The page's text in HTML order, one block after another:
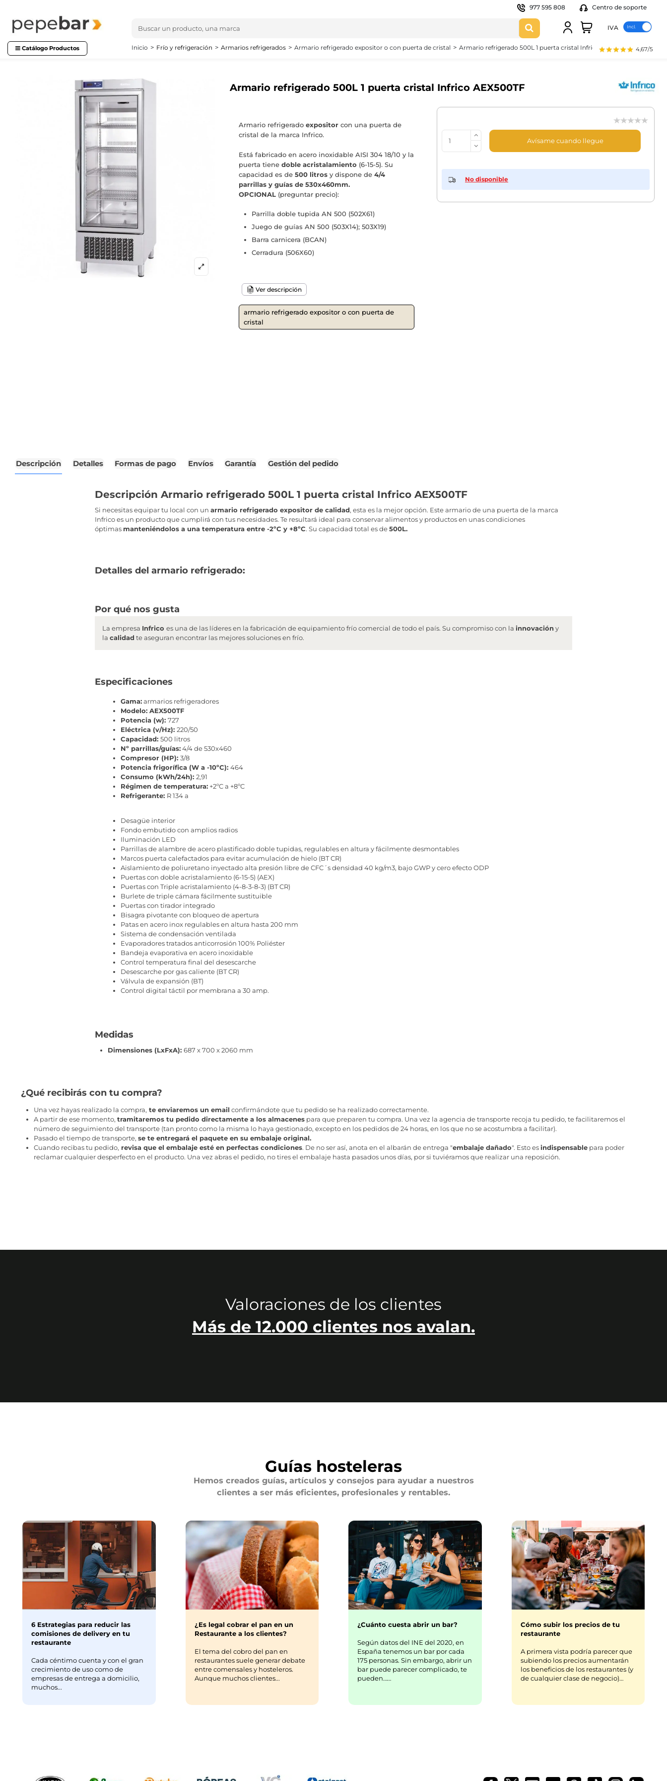
977 595 808 Centro de soporte
IVA
Catálogo Productos 4,67/5
Inicio Frío y refrigeración Armarios refrigerados Armario refrigerado expositor o con puerta de cristal Armario refrigerado 500L 1 puerta cristal Infrico AEX500TF
Armario refrigerado 500L 1 puerta cristal Infrico AEX500TF
Armario refrigerado expositorcon una puerta de
cristal de la marca Infrico.
Está fabricado en acero inoxidable AISI 304 18/10 y la
puerta tiene doble acristalamiento (6-15-5). Su
capacidad es de 500 litrosy dispone de 4/4
parrillas y guías de 530x460mm.
OPCIONAL(preguntar precio):
Parrilla doble tupida AN 500 (502X61)
Juego de guías AN 500 (503X14); 503X19)
Barra carnicera (BCAN)
Cerradura (506X60)
Ver descripción
armario refrigerado expositor o con puerta de
cristal
Avísame cuando llegue
No disponible
Descripción Detalles Formas de pago Envíos Garantía Gestión del pedido
Descripción Armario refrigerado 500L 1 puerta cristal Infrico AEX500TF
Si necesitas equipar tu local con un armario refrigerado expositor de calidad, esta es la mejor opción. Este armario de una puerta de la marca
Infrico es un producto que cumplirá con tus necesidades. Te resultará ideal para conservar alimentos y productos en unas condiciones
óptimas manteniéndolos a una temperatura entre -2ºC y +8ºC. Su capacidad total es de500L.
Detalles del armario refrigerado:
Por qué nos gusta
La empresa Infrico es una de las líderes en la fabricación de equipamiento frío comercial de todo el país. Su compromiso con la innovación y
la calidad te aseguran encontrar las mejores soluciones en frío.
Especificaciones
Gama:armarios refrigeradores
Modelo: AEX500TF
Potencia (w): 727
Eléctrica (v/Hz): 220/50
Capacidad: 500 litros
Nº parrillas/guías:4/4 de 530x460
Compresor (HP): 3/8
Potencia frigorífica (W a -10ºC): 464
Consumo (kWh/24h): 2,91
Régimen de temperatura: +2ºC a +8ºC
Refrigerante: R 134 a
Desagüe interior
Fondo embutido con amplios radios
Iluminación LED
Parrillas de alambre de acero plastificado doble tupidas, regulables en altura y fácilmente desmontables
Marcos puerta calefactados para evitar acumulación de hielo (BT CR)
Aislamiento de poliuretano inyectado alta presión libre de CFC´s densidad 40 kg/m3, bajo GWP y cero efecto ODP
Puertas con doble acristalamiento (6-15-5) (AEX)
Puertas con Triple acristalamiento (4-8-3-8-3) (BT CR)
Burlete de triple cámara fácilmente sustituible
Puertas con tirador integrado
Bisagra pivotante con bloqueo de apertura
Patas en acero inox regulables en altura hasta 200 mm
Sistema de condensación ventilada
Evaporadores tratados anticorrosión 100% Poliéster
Bandeja evaporativa en acero inoxidable
Control temperatura final del desescarche
Desescarche por gas caliente (BT CR)
Válvula de expansión (BT)
Control digital táctil por membrana a 30 amp.
Medidas
Dimensiones (LxFxA): 687 x 700 x 2060 mm
¿Qué recibirás con tu compra?
Una vez hayas realizado la compra, te enviaremos un email confirmándote que tu pedido se ha realizado correctamente.
A partir de ese momento, tramitaremos tu pedido directamente a los almacenespara que preparen tu compra. Una vez la agencia de transporte recoja tu pedido, te facilitaremos el
número de seguimiento del transporte (tan pronto como la misma lo haya gestionado, excepto en los pedidos de 24 horas, en los que no se acostumbra a facilitar).
Pasado el tiempo de transporte, se te entregará el paquete en su embalaje original.
Cuando recibas tu pedido, revisa que el embalaje esté en perfectas condiciones. De no ser así, anota en el albarán de entrega "embalaje dañado". Esto esindispensablepara poder
reclamar cualquier desperfecto en el producto. Una vez abras el pedido, no tires el embalaje hasta pasados unos días, por si tuviéramos que realizar una reposición.
Valoraciones de los clientes
Más de 12.000 clientes nos avalan.
Guías hosteleras
Hemos creados guías, artículos y consejos para ayudar a nuestros
clientes a ser más eficientes, profesionales y rentables.
6 Estrategias para reducir las
comisiones de delivery en tu
restaurante
Cada céntimo cuenta y con el gran
crecimiento de uso como de
empresas de entrega a domicilio,
muchos...
¿Es legal cobrar el pan en un
Restaurante a los clientes?
El tema del cobro del pan en
restaurantes suele generar debate
entre comensales y hosteleros.
Aunque muchos clientes...
¿Cuánto cuesta abrir un bar?
Según datos del INE del 2020, en
España tenemos un bar por cada
175 personas. Sin embargo, abrir un
bar puede parecer complicado, te
pueden……
Cómo subir los precios de tu
restaurante
A primera vista podría parecer que
subiendo los precios aumentarán
los beneficios de los restaurantes (y
de cualquier clase de negocio)…